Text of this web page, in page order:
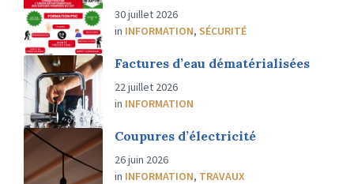
30 juillet 2026
in INFORMATION, SÉCURITÉ
Factures d’eau dématérialisées
22 juillet 2026
in INFORMATION
Coupures d’électricité
26 juin 2026
in INFORMATION, TRAVAUX